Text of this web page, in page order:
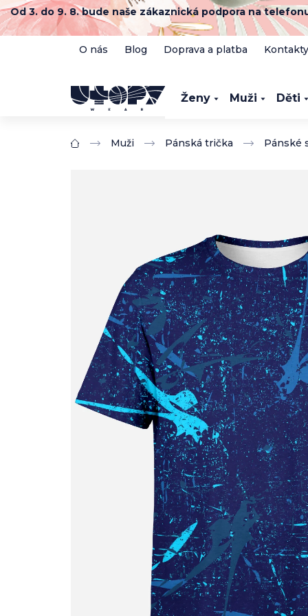
Přejít
na
obsah
Od 3. do 9. 8. bude naše zákaznická podpora na
O nás Blog Doprava a platba Kontakty
Ženy Muži Děti
Domů Muži Pánská trička Pánské